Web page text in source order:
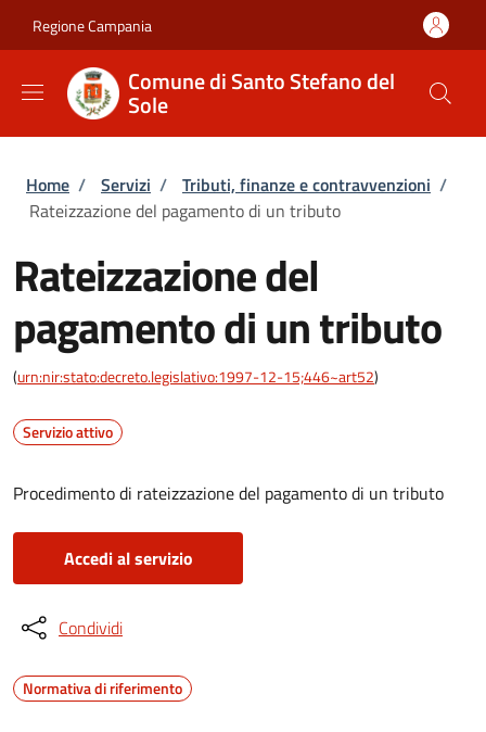
Regione Campania
Comune di Santo Stefano del
Sole
Briciole di pane
Home / Servizi / Tributi, finanze e contravvenzioni /
Rateizzazione del pagamento di un tributo
Rateizzazione del
pagamento di un tributo
(urn:nir:stato:decreto.legislativo:1997-12-15;446~art52)
Servizio attivo
Procedimento di rateizzazione del pagamento di un tributo
Accedi al servizio
Condividi
Normativa di riferimento